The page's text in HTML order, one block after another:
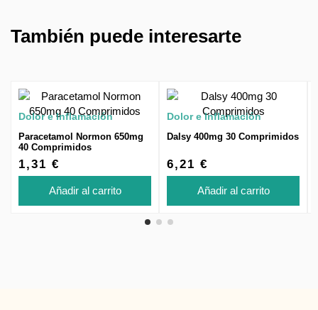
También puede interesarte
Dolor e Inflamación
Paracetamol Normon 650mg
40 Comprimidos
1,31 €
Añadir al carrito
Dolor e Inflamación
Dalsy 400mg 30 Comprimidos
6,21 €
Añadir al carrito